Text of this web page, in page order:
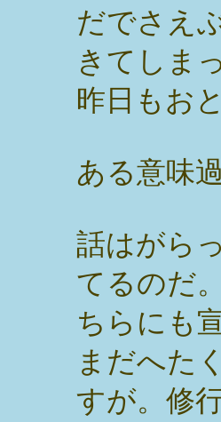
だでさえ
きてしま
昨日もお
ある意味
話はがら
てるのだ
ちらにも
まだへた
すが。修